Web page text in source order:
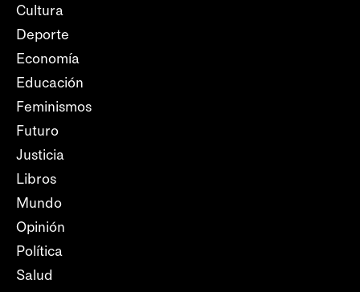
Cultura
Deporte
Economía
Educación
Feminismos
Futuro
Justicia
Libros
Mundo
Opinión
Política
Salud